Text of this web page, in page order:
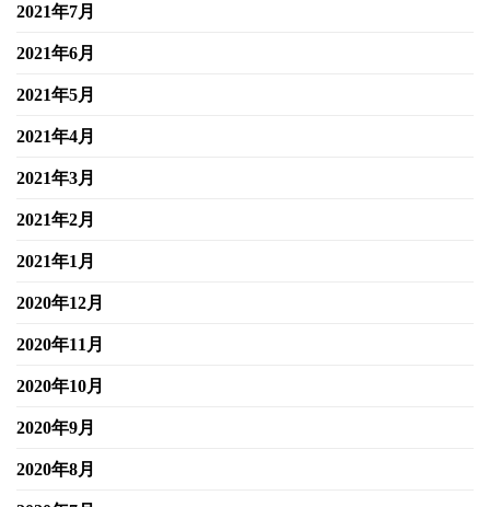
2021年7月
2021年6月
2021年5月
2021年4月
2021年3月
2021年2月
2021年1月
2020年12月
2020年11月
2020年10月
2020年9月
2020年8月